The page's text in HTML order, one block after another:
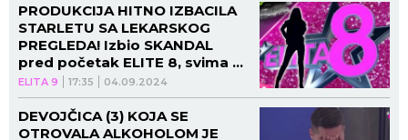
ELITA 9 17:35 04.09.2024
PRODUKCIJA HITNO IZBACILA
STARLETU SA LEKARSKOG
PREGLEDA! Izbio SKANDAL
pred početak ELITE 8, svima su
PALE VILICE kada se ona
pojavila (FOTO)
DEVOJČICA (3) KOJA SE
OTROVALA ALKOHOLOM JE